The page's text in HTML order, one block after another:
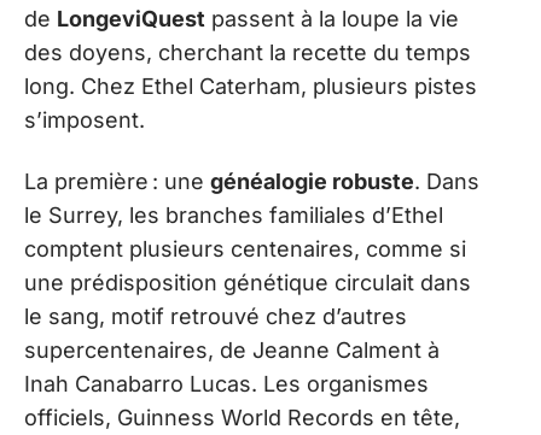
de LongeviQuest passent à la loupe la vie
des doyens, cherchant la recette du temps
long. Chez Ethel Caterham, plusieurs pistes
s’imposent.
La première : une généalogie robuste. Dans
le Surrey, les branches familiales d’Ethel
comptent plusieurs centenaires, comme si
une prédisposition génétique circulait dans
le sang, motif retrouvé chez d’autres
supercentenaires, de Jeanne Calment à
Inah Canabarro Lucas. Les organismes
officiels, Guinness World Records en tête,